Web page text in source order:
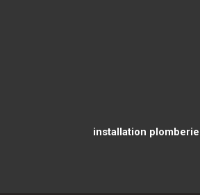
installation